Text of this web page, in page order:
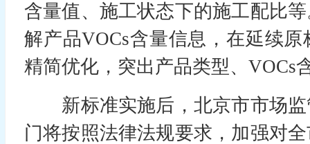
含量值、施工状态下的施工配比
解产品VOCs含量信息，在延续
精简优化，突出产品类型、VOCs
新标准实施后，北京市市场监
门将按照法律法规要求，加强对